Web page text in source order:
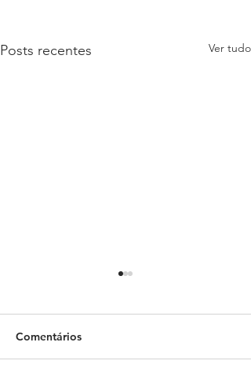
Posts recentes Ver tudo
Comentários